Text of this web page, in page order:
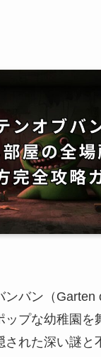
ンバン（
ップな幼稚園を
された深い謎と